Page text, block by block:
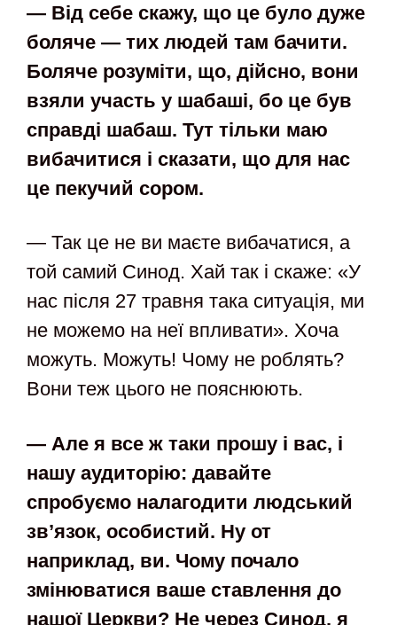
— Від себе скажу, що це було дуже
боляче — тих людей там бачити.
Боляче розуміти, що, дійсно, вони
взяли участь у шабаші, бо це був
справді шабаш. Тут тільки маю
вибачитися і сказати, що для нас
це пекучий сором.
— Так це не ви маєте вибачатися, а
той самий Синод. Хай так і скаже: «У
нас після 27 травня така ситуація, ми
не можемо на неї впливати». Хоча
можуть. Можуть! Чому не роблять?
Вони теж цього не пояснюють.
— Але я все ж таки прошу і вас, і
нашу аудиторію: давайте
спробуємо налагодити людський
зв’язок, особистий. Ну от
наприклад, ви. Чому почало
змінюватися ваше ставлення до
нашої Церкви? Не через Синод, я